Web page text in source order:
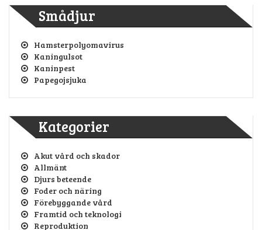
Smådjur
Hamsterpolyomavirus
Kaningulsot
Kaninpest
Papegojsjuka
Kategorier
Akut vård och skador
Allmänt
Djurs beteende
Foder och näring
Förebyggande vård
Framtid och teknologi
Reproduktion